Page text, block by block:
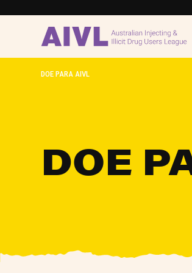
DOE PARA AIVL
DOE